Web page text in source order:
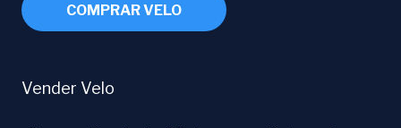
COMPRAR VELO
Vender Velo